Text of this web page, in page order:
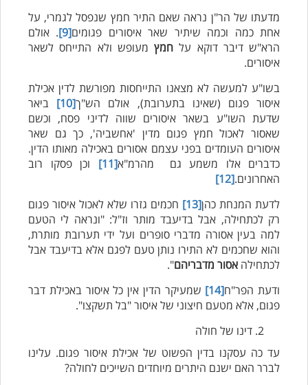
מדעתו של הר"ן נראה שאם התיר חמץ שנפסל לגמרי, על
אחת כמה וכמה שיתיר שאר איסורים פגומים[9]
. אולם
הרא"ש דיבר דוקא על חמץ מעופש ולא התייחס לשאר
איסורים.
בשו"ע למעשה לא מצאנו התייחסות מפורשת לדין אכילת
איסור פגום (שאינו בתערובת), אולם הש"ך[10]
ביאר
שדעת השו"ע בשאר איסורים שווה לדיני פסח, וכשם
שאסור לאכול חמץ פגום מדין 'אחשביה', כך גם שאר
איסורים העומדים בפני עצמם אסורים באכילה מאותו הדין.
כדברים אלו משמע גם מהרמ"א[11]
וכן פסקו רוב
האחרונים.[12]
לדעת המנחת כהן[13]
חכמים גזרו שלא לאכול איסור פגום
רק לכתחילה, אבל בדיעבד מותר וז"ל: "ונראה לי הטעם
למה בעין אסורה מדברי סופרים ועל ידי תערובת מותרת,
והוא שחכמים לא התירו נותן טעם לפגם אלא בדיעבד אבל
לכתחילה אסור מדבריהם".
ודעת הפר"ח[14]
שמעיקר הדין אין כל איסור באכילת דבר
פגום, אלא מטעם חיצוני של איסור "בל תשקצו".
דינו של חולה
עד כה עסקנו בדין הפשוט של אכילת איסור פגום. עלינו
לברר האם ישנם היתרים מיוחדים השייכים לחולה?